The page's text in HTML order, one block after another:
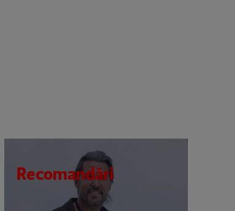
Recomandări